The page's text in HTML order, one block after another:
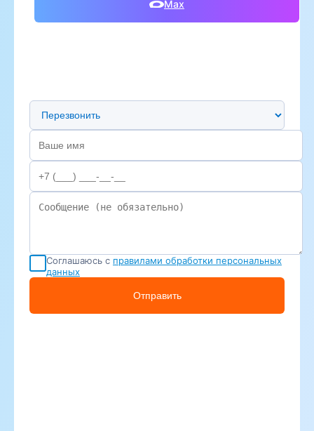
Max
Предпочтительный способ связи
Соглашаюсь с правилами обработки персональных
данных
Отправить